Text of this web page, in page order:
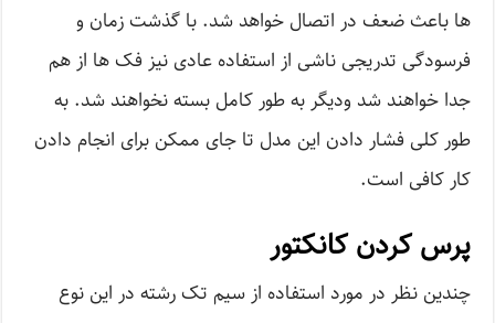
ها باعث ضعف در اتصال خواهد شد. با گذشت زمان و
فرسودگی تدریجی ناشی از استفاده عادی نیز فک ها از هم
جدا خواهند شد ودیگر به طور کامل بسته نخواهند شد. به
طور کلی فشار دادن این مدل تا جای ممکن برای انجام دادن
کار کافی است.
پرس کردن کانکتور
چندین نظر در مورد استفاده از سیم تک رشته در این نوع